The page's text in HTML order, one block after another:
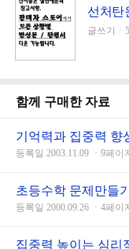
선처탄
글쓰기ㆍ
함께 구매한 자료
기억력과 집중력 향
등록일 2003.11.09 ㆍ9페이
초등수학 문제만들기
등록일 2000.09.26 ㆍ4페이
집중력 높이는 심리